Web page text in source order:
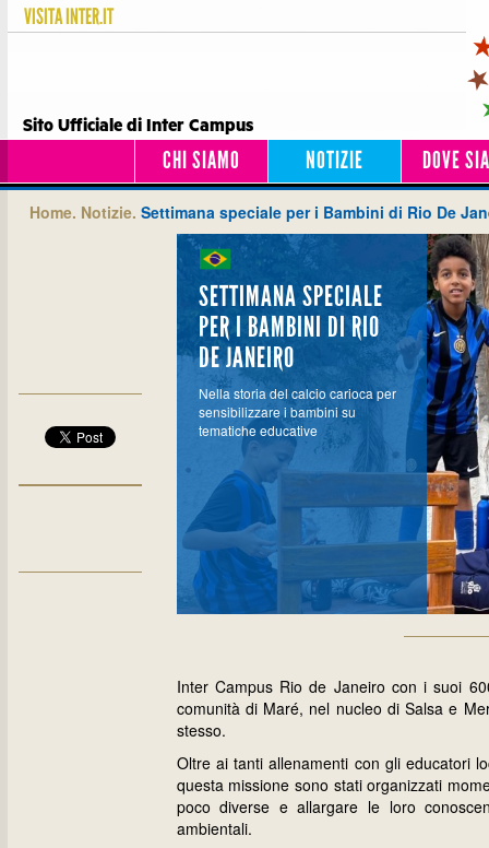
VISITAINTER.IT
Sito Ufficiale di Inter Campus
CHI SIAMO NOTIZIE DOVE
Home. Notizie. Settimana speciale per i Bambini di Rio De
SETTIMANA SPECIALE
PER I BAMBINI DI RIO
DE JANEIRO
Nella storia del calcio carioca per
sensibilizzare i bambini su
tematiche educative
Inter Campus Rio de Janeiro con i suoi
comunità di Maré, nel nucleo di Salsa e
stesso.
Oltre ai tanti allenamenti con gli educatori
questa missione sono stati organizzati
poco diverse e allargare le loro
ambientali.